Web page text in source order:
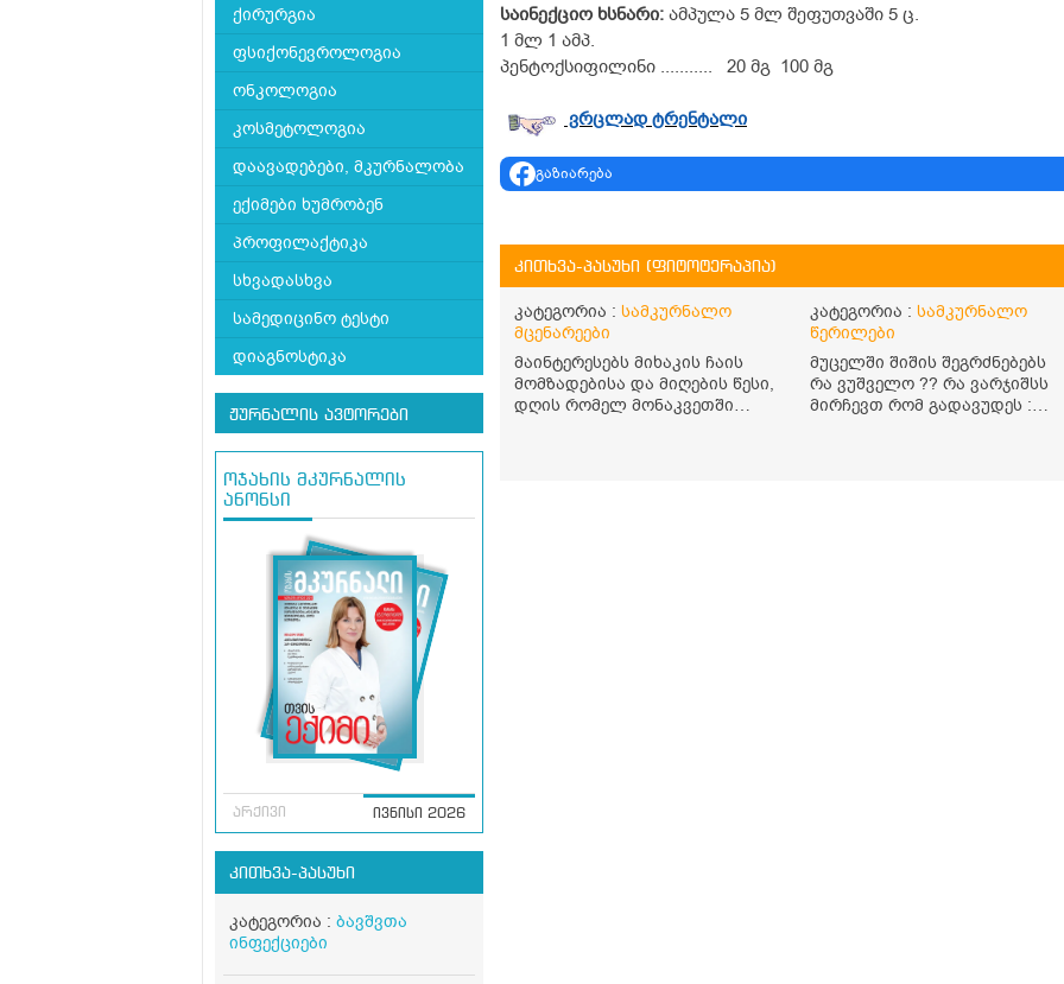
ქირურგია
ფსიქონევროლოგია
ონკოლოგია
კოსმეტოლოგია
დაავადებები, მკურნალობა
ექიმები ხუმრობენ
პროფილაქტიკა
სხვადასხვა
სამედიცინო ტესტი
დიაგნოსტიკა
ჟურნალის ავტორები
ოჯახის მკურნალის
ანონსი
არქივი ივნისი 2026
კითხვა-პასუხი
კატეგორია : ბავშვთა
ინფექციები
საინექციო ხსნარი: ამპულა 5 მლ შეფუთვაში 5 ც.
1 მლ 1 ამპ.
პენტოქსიფილინი ........... 20 მგ 100 მგ
ვრცლად ტრენტალი
გაზიარება
კითხვა-პასუხი (ფიტოტერაპია)
კატეგორია : სამკურნალო
მცენარეები
მაინტერესებს მიხაკის ჩაის
მომზადებისა და მიღების წესი,
დღის რომელ მონაკვეთში
კატეგორია :სამკურნალო
წერილები
მუცელში შიშის შეგრძნებებს
რა ვუშველო ?? რა ვარჯიშსს
მირჩევთ რომ გადავუდეს :